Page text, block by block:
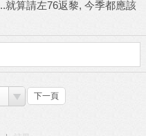
..就算請左76返黎, 今季都應該
下一頁